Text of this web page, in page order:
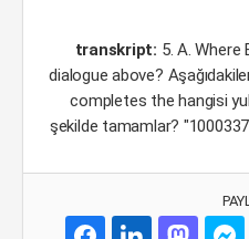
transkript: 5. A. Where
dialogue above?
completes the hangisi
şekilde tamamlar?